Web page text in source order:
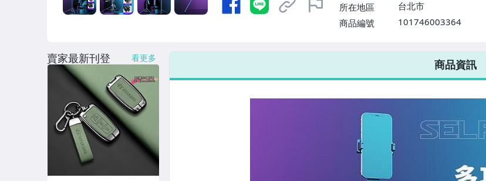
所在地區
台北市
商品編號
101746003364
7-ELEVEN 運費只要38元
不限金額、筆數，筆筆優惠
偶像、球員卡與郵幣
手錶與飾品配件
女包精品與女鞋
家電與影音視聽
商品資訊
賣家最新刊登 看更多